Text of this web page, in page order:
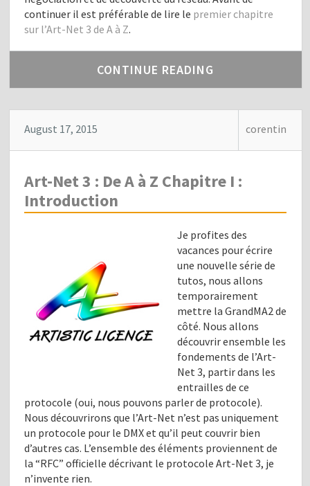
continuer il est préférable de lire le premier chapitre
sur l’Art-Net 3 de A à Z.
CONTINUE READING
August 17, 2015 corentin
Art-Net 3 : De A à Z Chapitre I :
Introduction
Je profites des
vacances pour écrire
une nouvelle série de
tutos, nous allons
temporairement
mettre la GrandMA2 de
côté. Nous allons
découvrir ensemble les
fondements de l’Art-
Net 3, partir dans les
entrailles de ce
protocole (oui, nous pouvons parler de protocole).
Nous découvrirons que l’Art-Net n’est pas uniquement
un protocole pour le DMX et qu’il peut couvrir bien
d’autres cas. L’ensemble des éléments proviennent de
la “RFC” officielle décrivant le protocole Art-Net 3, je
n’invente rien.